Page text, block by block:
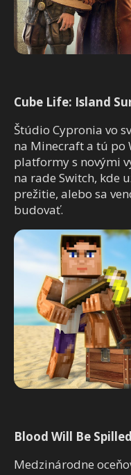
Cube Life: Island
Štúdio Cypronia vo
na Minecraft a tú po
platformy s novými
na rade Switch, kde
prežitie, alebo sa
budovať.
Blood Will Be
Medzinárodne